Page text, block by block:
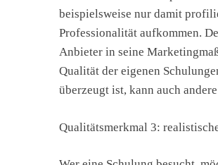
beispielsweise nur damit
Professionalität aufkommen.
Anbieter in seine
Qualität der eigenen
überzeugt ist, kann auch
Qualitätsmerkmal 3: